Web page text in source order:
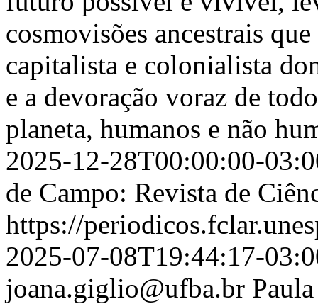
cosmovisões ancestrais
capitalista e colonialista
e a devoração voraz de
planeta, humanos e não
2025-12-28T00:00:00-
de Campo: Revista de
https://
2025-07-08T19:44:17-
joana.giglio@ufba.br